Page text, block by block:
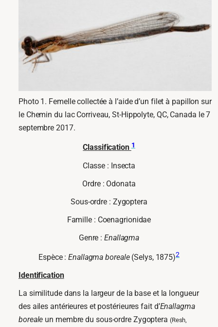
Photo 1. Femelle collectée à l’aide d’un filet à papillon sur
le Chemin du lac Corriveau, St-Hippolyte, QC, Canada le 7
septembre 2017.
Classification1
Classe : Insecta
Ordre : Odonata
Sous-ordre : Zygoptera
Famille : Coenagrionidae
Genre :Enallagma
Espèce :Enallagma boreale (Selys, 1875)2
Identification
La similitude dans la largeur de la base et la longueur
des ailes antérieures et postérieures fait d’Enallagma
boreale un membre du sous-ordre Zygoptera (Resh,